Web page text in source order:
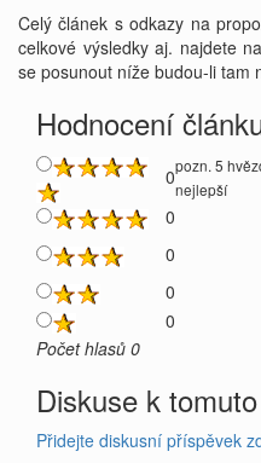
Celý článek s odkazy na
celkové výsledky aj. najdete na
se posunout níže budou-li tam
Hodnocení
0pozn. 5
nejlepší
0
0
0
0
Počet hlasů 0
Diskuse k
Přidejte diskusní příspěvek